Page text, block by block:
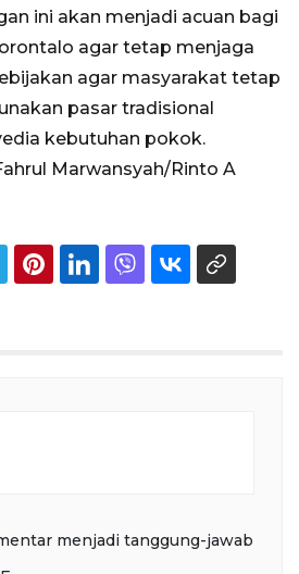
ini akan menjadi acuan bagi
agar tetap menjaga
agar masyarakat tetap
pasar tradisional
kebutuhan pokok.
Marwansyah/Rinto A
menjadi tanggung-jawab